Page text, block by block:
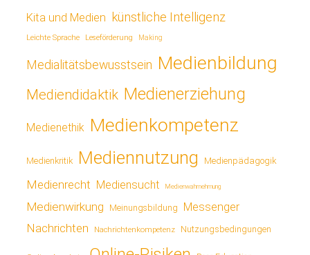
Kita und Medien künstliche Intelligenz
Leichte Sprache Leseförderung Making
Medialitätsbewusstsein Medienbildung
Mediendidaktik Medienerziehung
Medienethik Medienkompetenz
Medienkritik Mediennutzung Medienpädagogik
Medienrecht Mediensucht Medienwahrnehmung
Medienwirkung Meinungsbildung Messenger
Nachrichten Nachrichtenkompetenz Nutzungsbedingungen